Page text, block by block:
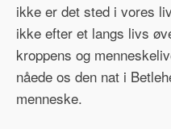
ikke er det sted i vores
ikke efter et langs livs
kroppens og
nåede os den nat i
menneske.